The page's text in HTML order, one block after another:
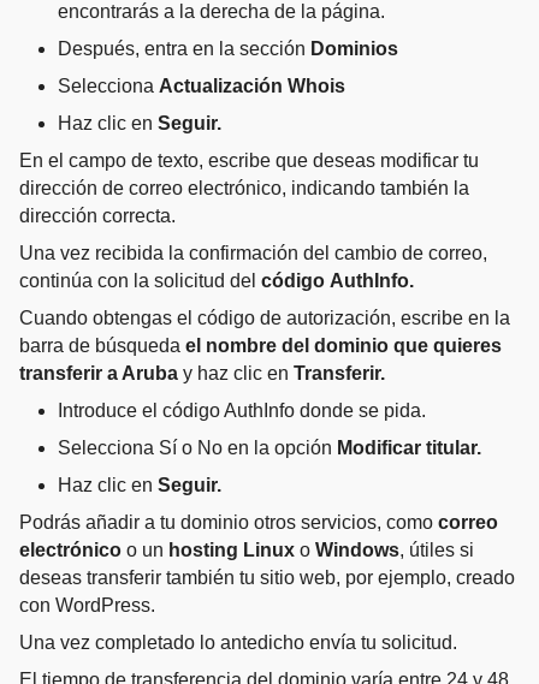
encontrarás a la derecha de la página.
Después, entra en la sección Dominios
Selecciona Actualización Whois
Haz clic en Seguir.
En el campo de texto, escribe que deseas modificar tu
dirección de correo electrónico, indicando también la
dirección correcta.
Una vez recibida la confirmación del cambio de correo,
continúa con la solicitud del código AuthInfo.
Cuando obtengas el código de autorización, escribe en la
barra de búsqueda el nombre del dominio que quieres
transferir a Aruba y haz clic en Transferir.
Introduce el código AuthInfo donde se pida.
Selecciona Sí o No en la opción Modificar titular.
Haz clic en Seguir.
Podrás añadir a tu dominio otros servicios, como correo
electrónico o un hosting Linux o Windows, útiles si
deseas transferir también tu sitio web, por ejemplo, creado
con WordPress.
Una vez completado lo antedicho envía tu solicitud.
El tiempo de transferencia del dominio varía entre 24 y 48